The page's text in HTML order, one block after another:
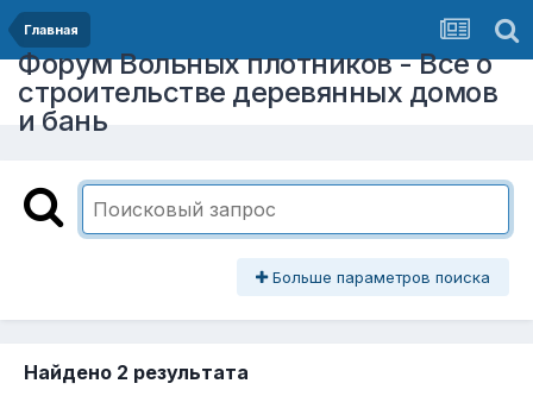
Главная
Форум Вольных плотников - Все о
строительстве деревянных домов
и бань
Больше параметров поиска
Найдено 2 результата